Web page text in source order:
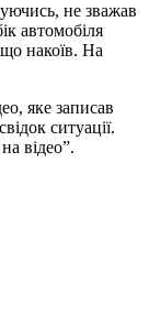
не зважав
автомобіля
накоїв. На
яке записав
ситуації.
відео”.